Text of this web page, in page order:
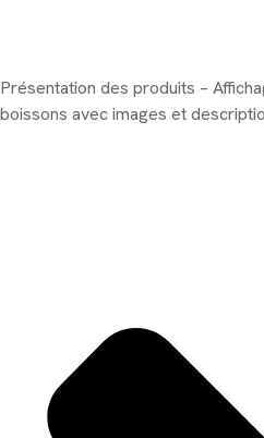
Présentation des produits –
boissons avec images et